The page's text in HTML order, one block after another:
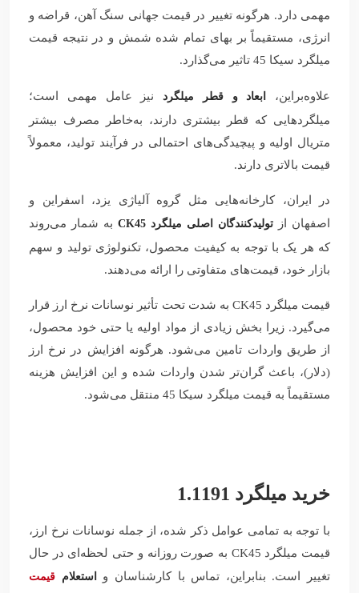
مهمی دارد. هرگونه تغییر در قیمت جهانی سنگ آهن، قراضه و
انرژی، مستقیماً بر بهای تمام شده شمش و در نتیجه قیمت
میلگرد سیکا 45 تاثیر می‌گذارد.
علاوه‌براین، ابعاد و قطر میلگرد نیز عامل مهمی است؛
میلگردهایی که قطر بیشتری دارند، به‌خاطر مصرف بیشتر
متریال اولیه و پیچیدگی‌های احتمالی در فرآیند تولید، معمولاً
قیمت بالاتری دارند.
در ایران، کارخانه‌هایی مثل گروه آلیاژی یزد، اسفراین و
اصفهان از تولیدکنندگان اصلی میلگرد CK45
به شمار می‌روند
که هر یک با توجه به کیفیت محصول، تکنولوژی تولید و سهم
بازار خود، قیمت‌های متفاوتی را ارائه می‌دهند.
قیمت میلگرد CK45 به شدت تحت تأثیر نوسانات نرخ ارز قرار
می‌گیرد. زیرا بخش زیادی از مواد اولیه یا حتی خود محصول،
از طریق واردات تامین می‌شود. هرگونه افزایش در نرخ ارز
(دلار)، باعث گران‌تر شدن واردات شده و این افزایش هزینه
مستقیماً به قیمت میلگرد سیکا 45 منتقل می‌شود.
خرید میلگرد 1.1191
با توجه به تمامی عوامل ذکر شده، از جمله نوسانات نرخ ارز،
قیمت میلگرد CK45 به صورت روزانه و حتی لحظه‌ای در حال
تغییر است. بنابراین، تماس با کارشناسان و استعلام قیمت